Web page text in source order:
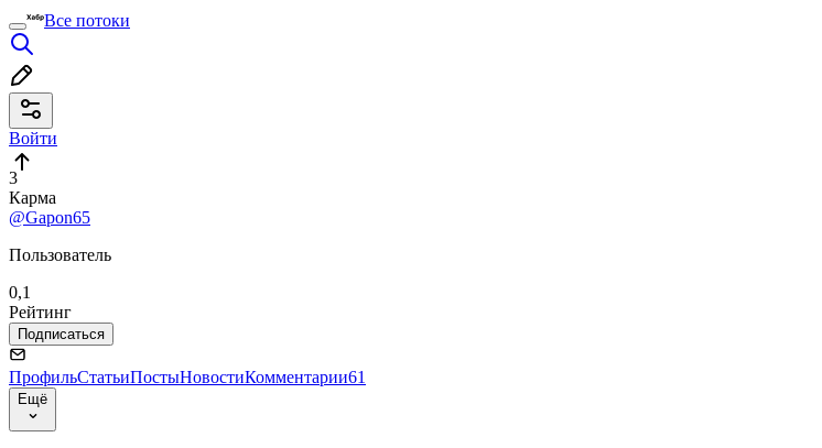
Все потоки
Войти
3
Карма
@Gapon65
Пользователь
0,1
Рейтинг
Подписаться
ПрофильСтатьиПостыНовостиКомментарии61
Ещё